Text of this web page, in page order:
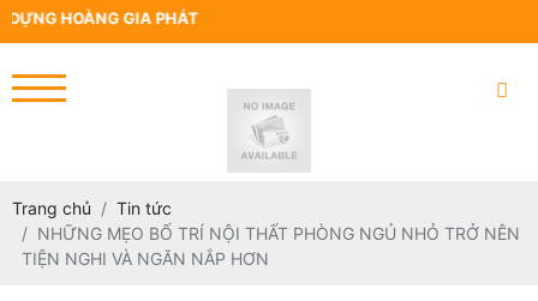
HOÀNG GIA PHÁT
Trang chủ
Tin tức
NHỮNG MẸO BỐ TRÍ NỘI THẤT PHÒNG NGỦ NHỎ TRỞ NÊN
TIỆN NGHI VÀ NGĂN NẮP HƠN